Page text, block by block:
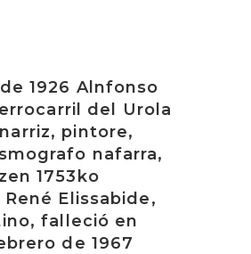
1926 Alnfonso
del Urola
pintore,
nafarra,
1753ko
Elissabide,
falleció en
de 1967